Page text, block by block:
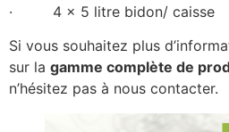
· 4 x 5 litre bidon/ caisse
Si vous souhaitez plus
sur la gamme complète de
n’hésitez pas à nous contacter.